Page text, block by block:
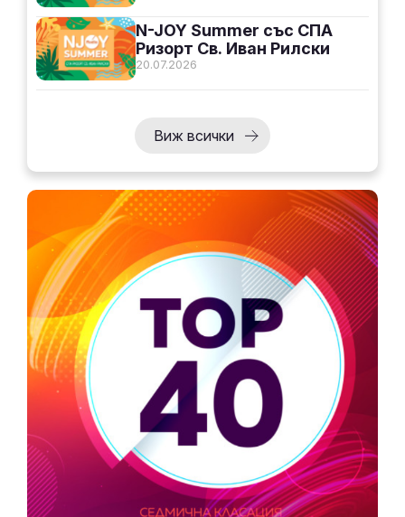
20.07.2026
N-JOY Summer със СПА
Ризорт Св. Иван Рилски
Виж всички